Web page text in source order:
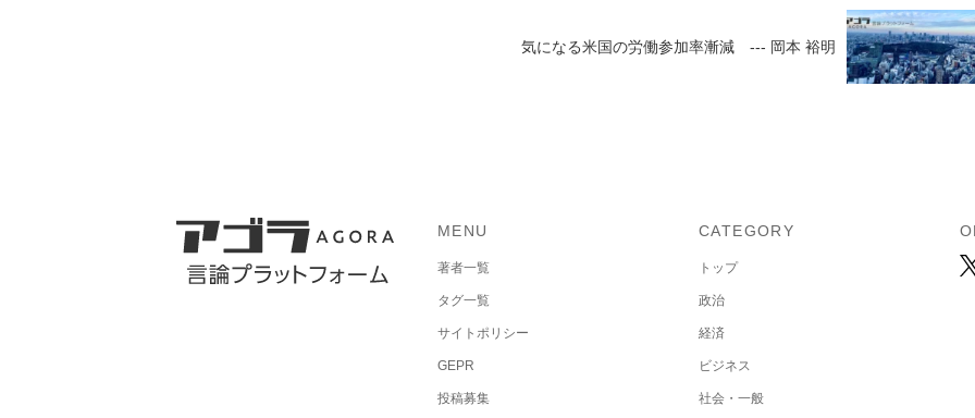
気になる米国の労働参加率漸減 --- 岡本 裕明
MENU
著者一覧
タグ一覧
サイトポリシー
GEPR
投稿募集
CATEGORY
トップ
政治
経済
ビジネス
社会・一般